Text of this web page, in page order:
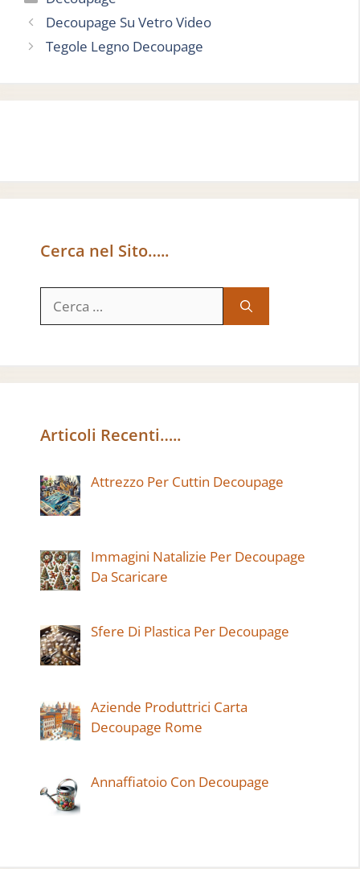
Decoupage Su Vetro Video
Tegole Legno Decoupage
Cerca nel Sito…..
per:
Articoli Recenti…..
Attrezzo Per Cuttin Decoupage
Immagini Natalizie Per Decoupage
Da Scaricare
Sfere Di Plastica Per Decoupage
Aziende Produttrici Carta
Decoupage Rome
Annaffiatoio Con Decoupage